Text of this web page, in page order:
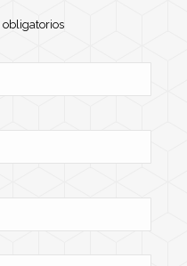
obligatorios